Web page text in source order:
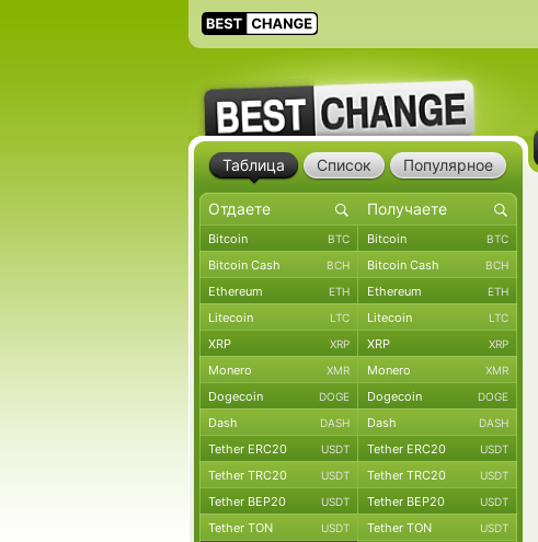
Таблица Список Популярное
Bitcoin BTC Bitcoin BTC
Bitcoin Cash BCH Bitcoin Cash BCH
Ethereum ETH Ethereum ETH
Litecoin LTC Litecoin LTC
XRP XRP XRP XRP
Monero XMR Monero XMR
Dogecoin DOGE Dogecoin DOGE
Dash DASH Dash DASH
Tether ERC20 USDT Tether ERC20 USDT
Tether TRC20 USDT Tether TRC20 USDT
Tether BEP20 USDT Tether BEP20 USDT
Tether TON USDT Tether TON USDT